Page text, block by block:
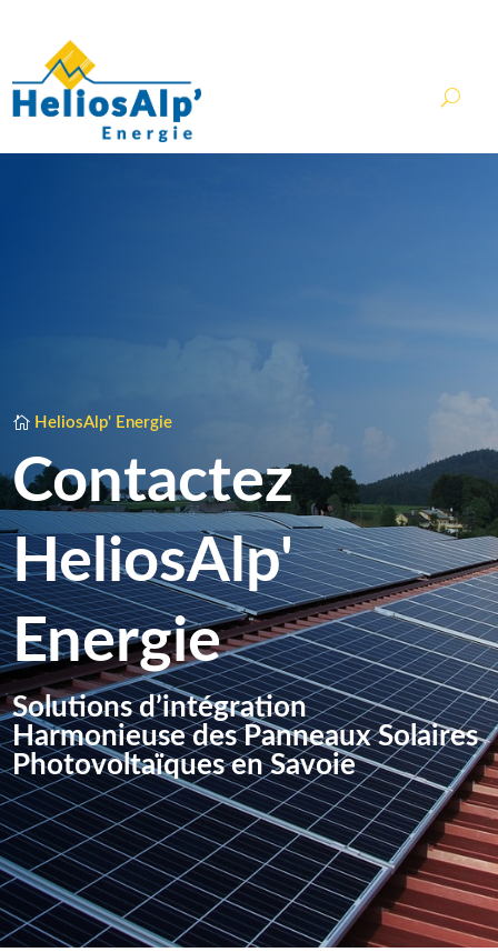
HeliosAlp' Energie
Contactez
HeliosAlp'
Energie
Solutions d’intégration
Harmonieuse des Panneaux Solaires
Photovoltaïques en Savoie